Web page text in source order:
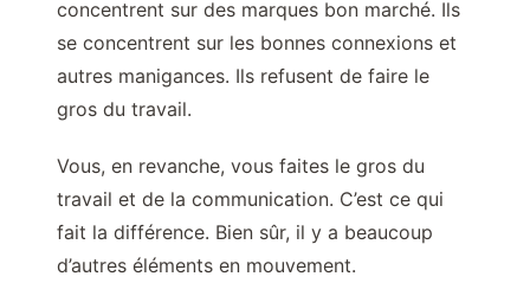
concentrent sur des marques bon marché. Ils
se concentrent sur les bonnes connexions et
autres manigances. Ils refusent de faire le
gros du travail.
Vous, en revanche, vous faites le gros du
travail et de la communication. C’est ce qui
fait la différence. Bien sûr, il y a beaucoup
d’autres éléments en mouvement.